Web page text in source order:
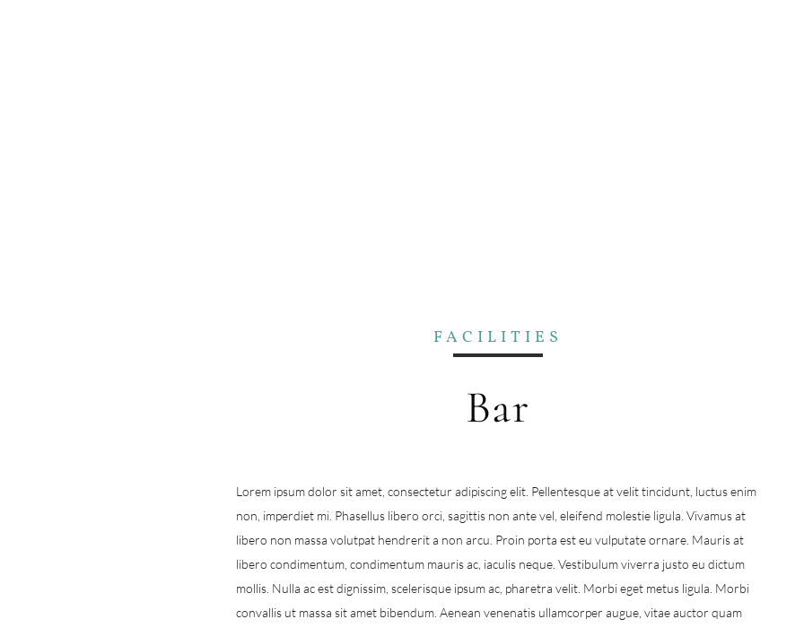
FACILITIES
Bar
Lorem ipsum dolor sit amet, consectetur adipiscing elit. Pellentesque at velit tincidunt, luctus enim
non, imperdiet mi. Phasellus libero orci, sagittis non ante vel, eleifend molestie ligula. Vivamus at
libero non massa volutpat hendrerit a non arcu. Proin porta est eu vulputate ornare. Mauris at
libero condimentum, condimentum mauris ac, iaculis neque. Vestibulum viverra justo eu dictum
mollis. Nulla ac est dignissim, scelerisque ipsum ac, pharetra velit. Morbi eget metus ligula. Morbi
convallis ut massa sit amet bibendum. Aenean venenatis ullamcorper augue, vitae auctor quam